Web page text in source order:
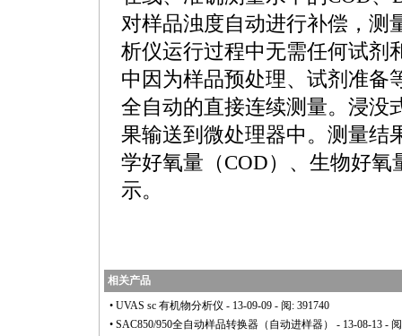
对样品浊度自动进行补偿，测
析仪运行过程中无需任何试剂
中因为样品预处理、试剂准备
全自动的直接连续测量。浸没
果输送到微处理器中。测量结
学好氧量（COD）、生物好
示。
相关产品
• UVAS sc 有机物分析仪 - 13-09-09 - 阅: 391740
• SAC850/950全自动样品转换器（自动进样器）
- 13-08-13 -